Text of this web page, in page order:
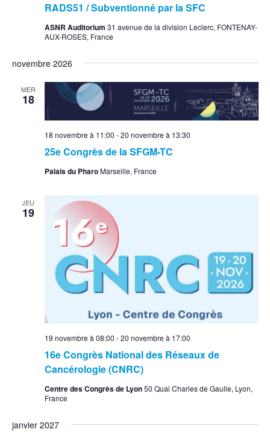
RADS51 / Subventionné par la SFC
ASNR Auditorium 31 avenue de la division Leclerc, FONTENAY-
AUX-ROSES, France
novembre 2026
MER
18
25e Congrès de la SFGM-TC
18 novembre à 11:00 -20 novembre à 13:30
Palais du PharoMarseille, France
JEU
19
16e Congrès National des Réseaux de
Cancérologie (CNRC)
19 novembre à 08:00 -20 novembre à 17:00
Centre des Congrès de Lyon50 Quai Charles de Gaulle, Lyon,
France
janvier 2027